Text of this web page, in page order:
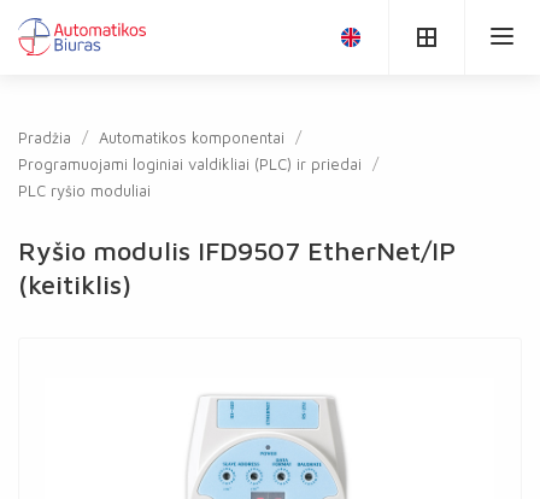
Pradžia
Automatikos komponentai
Programuojami loginiai valdikliai (PLC) ir priedai
PLC ryšio moduliai
Ryšio modulis IFD9507 EtherNet/IP
(keitiklis)